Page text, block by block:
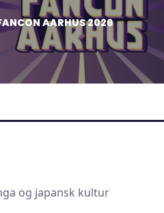
AARHUS 2026
og japansk kultur